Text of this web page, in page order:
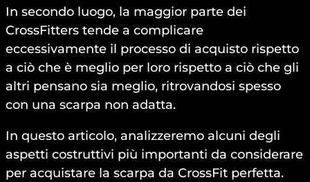
In secondo luogo, la maggior parte dei
CrossFitters tende a complicare
eccessivamente il processo di acquisto rispetto
a ciò che è meglio per loro rispetto a ciò che gli
altri pensano sia meglio, ritrovandosi spesso
con una scarpa non adatta.
In questo articolo, analizzeremo alcuni degli
aspetti costruttivi più importanti da considerare
per acquistare la scarpa da CrossFit perfetta.